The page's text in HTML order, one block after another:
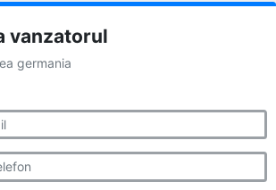
vanzatorul
germania